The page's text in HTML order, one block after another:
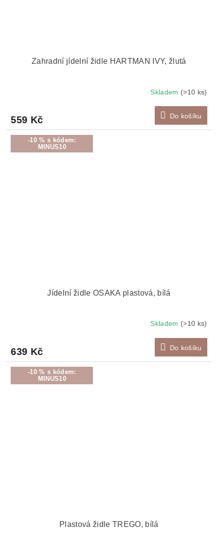
Zahradní jídelní židle HARTMAN IVY, žlutá
Skladem (>10 ks)
559 Kč Do košíku
-10 % s kódem:
MINUS10
Jídelní židle OSAKA plastová, bílá
Skladem (>10 ks)
639 Kč Do košíku
-10 % s kódem:
MINUS10
Plastová židle TREGO, bílá